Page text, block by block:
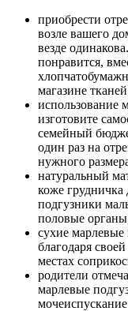
приобрести
возле вашего
везде
понравится,
магазине
использование
изготовите
семейный
один раз на
нужного
натуральный
коже
подгузники
половые
сухие
благодаря
местах
родители
марлевые